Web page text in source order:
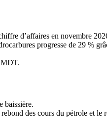
d’affaires en novembre
progresse de 29 %
MDT.
baissière.
des cours du pétrole et le